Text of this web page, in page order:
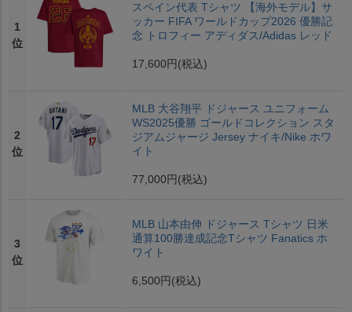
1
位
スペイン代表 Tシャツ 【海外モデル】サ
ッカー FIFA ワールドカップ2026 優勝記
念 トロフィー アディダス/Adidas レッド
17,600円 (税込)
2
位
MLB 大谷翔平 ドジャース ユニフォーム
WS2025優勝 ゴールドコレクション スタ
ジアムジャージ Jersey ナイキ/Nike ホワ
イト
77,000円 (税込)
3
位
MLB 山本由伸 ドジャース Tシャツ 日米
通算100勝達成記念Tシャツ Fanatics ホ
ワイト
6,500円 (税込)